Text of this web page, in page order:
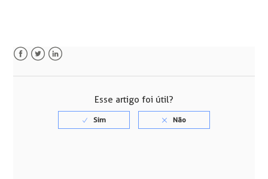
Esse artigo foi útil?